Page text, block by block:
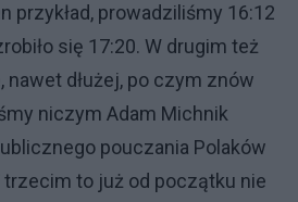
przykład, prowadziliśmy 16:12
się 17:20. W drugim też
dłużej, po czym znów
niczym Adam Michnik
pouczania Polaków
trzecim to już od początku nie